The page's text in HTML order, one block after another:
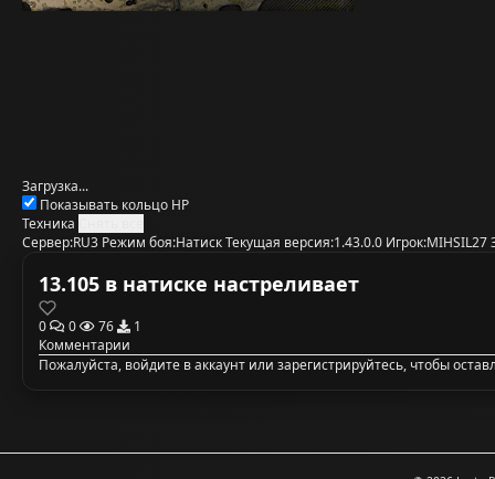
Загрузка...
Показывать кольцо HP
Техника
Сервер:RU3 Режим боя:НатискТекущая версия:1.43.0.0 Игрок:MIHSIL27
13.105 в натиске настреливает
0 0 76
1
Комментарии
Пожалуйста, войдите в аккаунт или зарегистрируйтесь, чтобы